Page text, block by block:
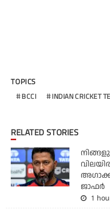
TOPICS
BCCI INDIAN CRICKET
RELATED STORIES
ജാഫര്‍
1